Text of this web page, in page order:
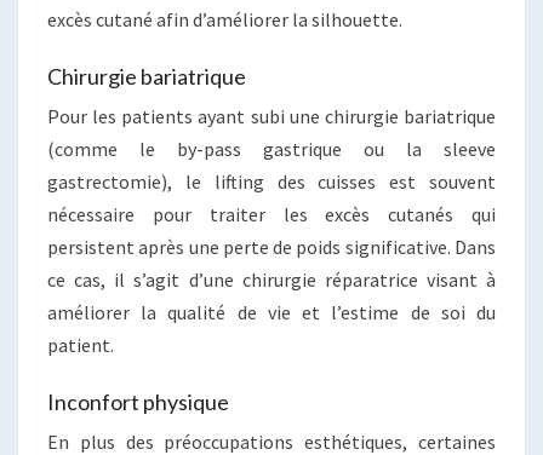
excès cutané afin d’améliorer la silhouette.
Chirurgie bariatrique
Pour les patients ayant subi une chirurgie bariatrique
(comme le by-pass gastrique ou la sleeve
gastrectomie), le lifting des cuisses est souvent
nécessaire pour traiter les excès cutanés qui
persistent après une perte de poids significative. Dans
ce cas, il s’agit d’une chirurgie réparatrice visant à
améliorer la qualité de vie et l’estime de soi du
patient.
Inconfort physique
En plus des préoccupations esthétiques, certaines